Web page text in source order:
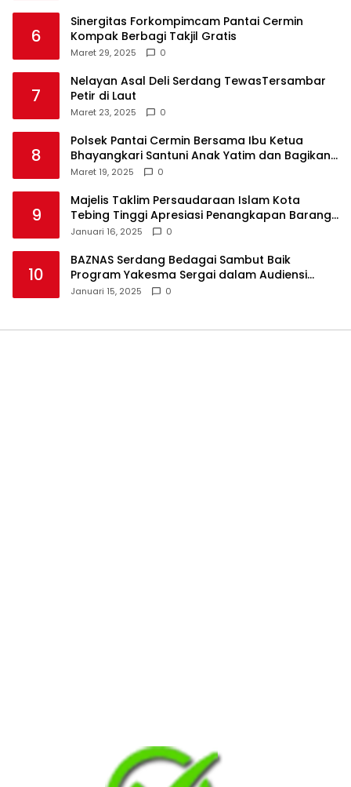
6
Sinergitas Forkompimcam Pantai Cermin
Kompak Berbagi Takjil Gratis
Maret 29, 2025 0
7
Nelayan Asal Deli Serdang TewasTersambar
Petir di Laut
Maret 23, 2025 0
8
Polsek Pantai Cermin Bersama Ibu Ketua
Bhayangkari Santuni Anak Yatim dan Bagikan
Takjil
Maret 19, 2025 0
9
Majelis Taklim Persaudaraan Islam Kota
Tebing Tinggi Apresiasi Penangkapan Barang
Haram
Januari 16, 2025 0
10
BAZNAS Serdang Bedagai Sambut Baik
Program Yakesma Sergai dalam Audiensi
Perkenalan Pengurus Baru
Januari 15, 2025 0